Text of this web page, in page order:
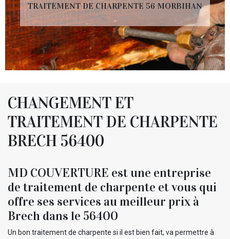
TRAITEMENT DE CHARPENTE 56 MORBIHAN
CHANGEMENT ET
TRAITEMENT DE CHARPENTE
BRECH 56400
MD COUVERTURE est une entreprise
de traitement de charpente et vous qui
offre ses services au meilleur prix à
Brech dans le 56400
Un bon traitement de charpente si il est bien fait, va permettre à